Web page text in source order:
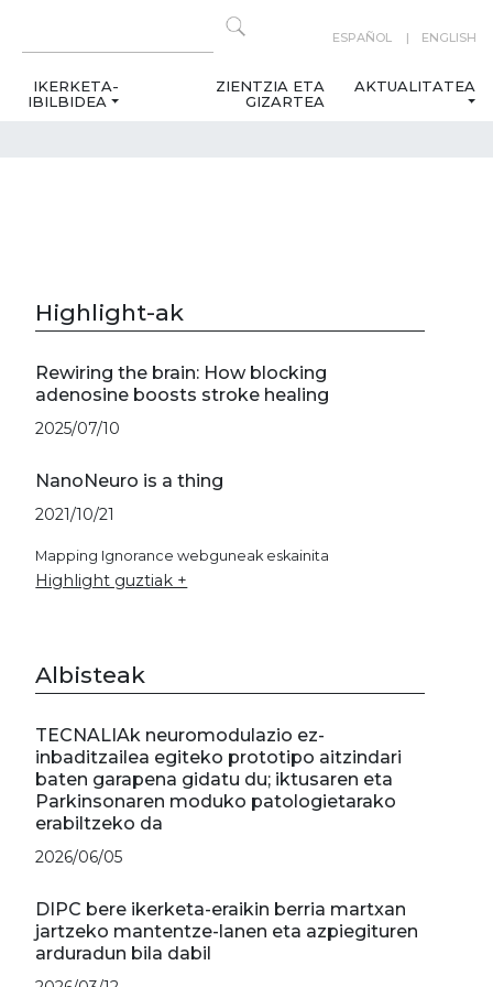
ESPAÑOL ENGLISH
IKERKETA-
IBILBIDEA
ZIENTZIA ETA
GIZARTEA
AKTUALITATEA
Highlight-ak
Rewiring the brain: How blocking
adenosine boosts stroke healing
2025/07/10
NanoNeuro is a thing
2021/10/21
Mapping Ignorance webguneak eskainita
Highlight guztiak +
Albisteak
TECNALIAk neuromodulazio ez-
inbaditzailea egiteko prototipo aitzindari
baten garapena gidatu du; iktusaren eta
Parkinsonaren moduko patologietarako
erabiltzeko da
2026/06/05
DIPC bere ikerketa-eraikin berria martxan
jartzeko mantentze-lanen eta azpiegituren
arduradun bila dabil